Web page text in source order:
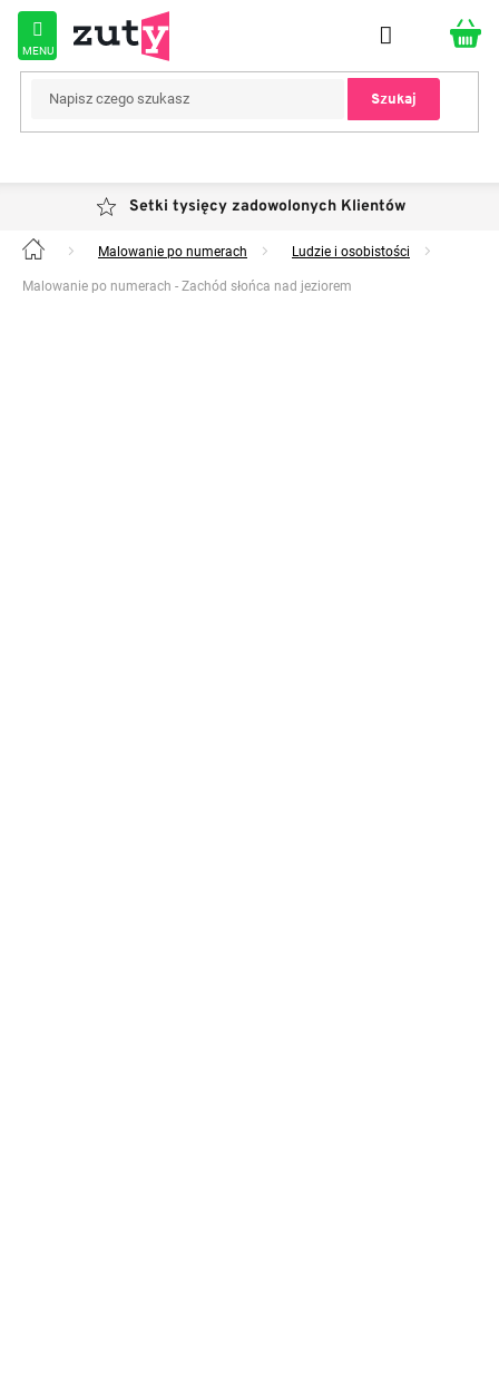
Przejść
treści
Szukaj
Setki tysięcy zadowolonych Klientów
Home Malowanie po numerach Ludzie i osobistości
Malowanie po numerach - Zachód słońca nad jeziorem